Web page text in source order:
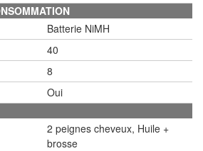
Batterie NiMH
40
8
Oui
2 peignes cheveux, Huile +
brosse